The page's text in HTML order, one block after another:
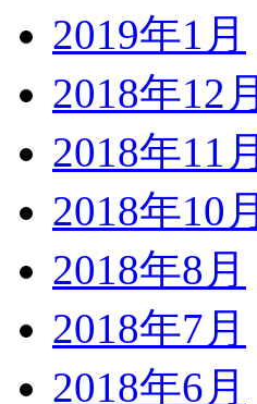
2019年1月
2018年12月
2018年11月
2018年10月
2018年8月
2018年7月
2018年6月